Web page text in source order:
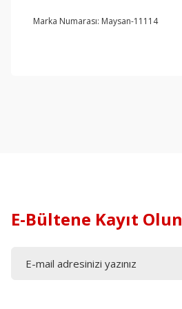
Marka Numarası: Maysan-11114
E-Bültene Kayıt Olun